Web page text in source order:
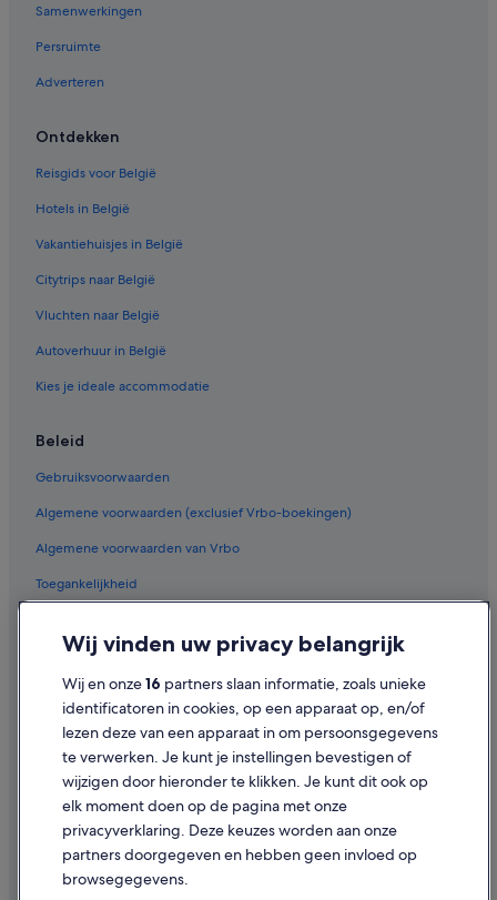
Hostels in Vijlen
Hotels in de buurt van Mosaqua
Hotels in Mechelen
Fletcher-Hotels in Wahlwiller
Kastelen in Gulpen
Van der Valk Hotels in Gulpen
Romantik Hotel in Gulpen
Hotels met 4 sterren in Vijlen
Particuliere vakantiehuizen in Vijlen
Campings en stacaravans in Vaals
Hotels in de buurt van Drielandenpunt
Bastion Hotels in Mechelen
Samenwerkingen
Persruimte
Adverteren
Ontdekken
Reisgids voor België
Hotels in België
Vakantiehuisjes in België
Citytrips naar België
Vluchten naar België
Autoverhuur in België
Kies je ideale accommodatie
Beleid
Gebruiksvoorwaarden
Algemene voorwaarden (exclusief Vrbo-boekingen)
Algemene voorwaarden van Vrbo
Toegankelijkheid
Cookies
Juridische informatie/Contact
Inhoudsrichtlijnen en inhoud rapporteren
Hulp
Ondersteuning
Je boeking wijzigen of annuleren
Restitutieproces en tijdsbestek
Wij vinden uw privacy belangrijk
Wij en onze16 partners slaan informatie, zoals unieke
identificatoren in cookies, op een apparaat op, en/of
lezen deze van een apparaat in om persoonsgegevens
te verwerken. Je kunt je instellingen bevestigen of
wijzigen door hieronder te klikken. Je kunt dit ook op
elk moment doen op de pagina met onze
privacyverklaring. Deze keuzes worden aan onze
partners doorgegeven en hebben geen invloed op
browsegegevens.